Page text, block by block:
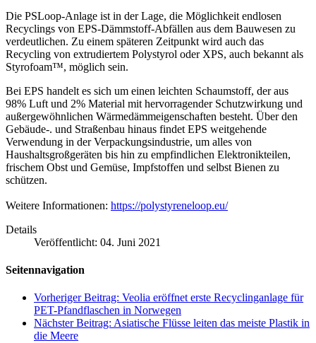
Die PSLoop-Anlage ist in der Lage, die Möglichkeit endlosen
Recyclings von EPS-Dämmstoff-Abfällen aus dem Bauwesen zu
verdeutlichen. Zu einem späteren Zeitpunkt wird auch das
Recycling von extrudiertem Polystyrol oder XPS, auch bekannt als
Styrofoam™, möglich sein.
Bei EPS handelt es sich um einen leichten Schaumstoff, der aus
98% Luft und 2% Material mit hervorragender Schutzwirkung und
außergewöhnlichen Wärmedämmeigenschaften besteht. Über den
Gebäude-. und Straßenbau hinaus findet EPS weitgehende
Verwendung in der Verpackungsindustrie, um alles von
Haushaltsgroßgeräten bis hin zu empfindlichen Elektronikteilen,
frischem Obst und Gemüse, Impfstoffen und selbst Bienen zu
schützen.
Weitere Informationen: https://polystyreneloop.eu/
Details
Veröffentlicht: 04. Juni 2021
Seitennavigation
Vorheriger Beitrag: Veolia eröffnet erste Recyclinganlage für
PET-Pfandflaschen in Norwegen
Nächster Beitrag: Asiatische Flüsse leiten das meiste Plastik in
die Meere